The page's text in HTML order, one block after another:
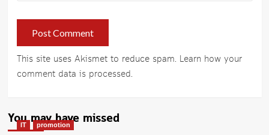
This site uses Akismet to reduce spam. Learn how your
comment data is processed.
You may have missed
IT promotion